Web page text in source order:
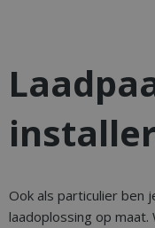
Ook als particulier ben
laadoplossing op maat.